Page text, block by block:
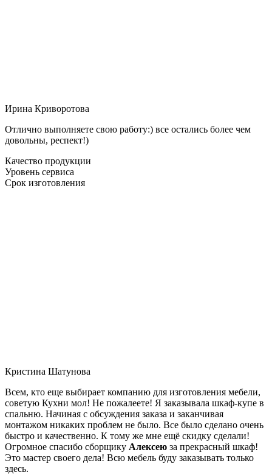
Ирина Криворотова
Отлично выполняете свою работу:) все остались более чем
довольны, респект!)
Качество продукции
Уровень сервиса
Срок изготовления
Кристина Шатунова
Всем, кто еще выбирает компанию для изготовления мебели,
советую Кухни мол! Не пожалеете! Я заказывала шкаф-купе в
спальню. Начиная с обсуждения заказа и заканчивая
монтажом никаких проблем не было. Все было сделано очень
быстро и качественно. К тому же мне ещё скидку сделали!
Огромное спасибо сборщику Алексею за прекрасный шкаф!
Это мастер своего дела! Всю мебель буду заказывать только
здесь.